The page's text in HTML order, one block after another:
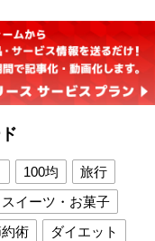
100均
旅行
スイーツ・お菓子
術
ダイエット